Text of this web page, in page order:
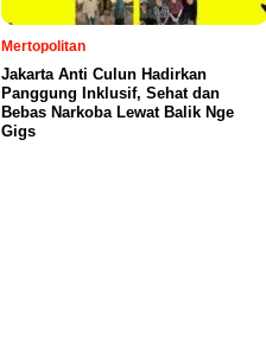
Mertopolitan
Jakarta Anti Culun Hadirkan
Panggung Inklusif, Sehat dan
Bebas Narkoba Lewat Balik Nge
Gigs